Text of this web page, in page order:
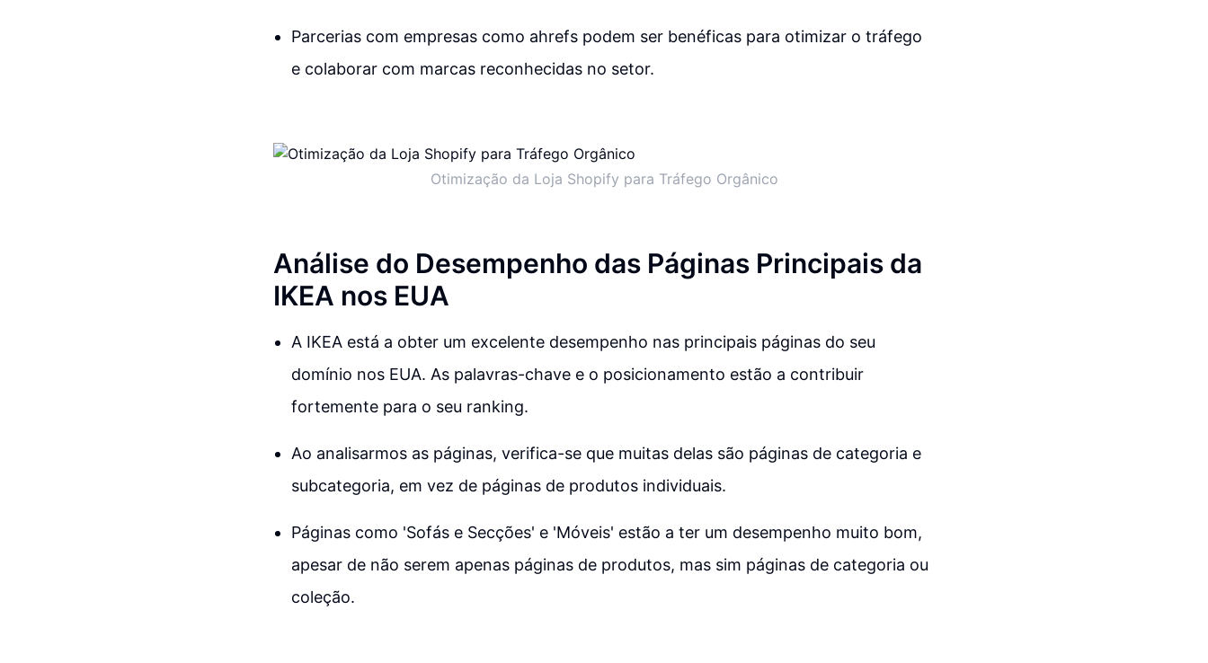
Parcerias com empresas como ahrefs podem ser benéficas para otimizar o tráfego
e colaborar com marcas reconhecidas no setor.
Otimização da Loja Shopify para Tráfego Orgânico
Análise do Desempenho das Páginas Principais da
IKEA nos EUA
A IKEA está a obter um excelente desempenho nas principais páginas do seu
domínio nos EUA. As palavras-chave e o posicionamento estão a contribuir
fortemente para o seu ranking.
Ao analisarmos as páginas, verifica-se que muitas delas são páginas de categoria e
subcategoria, em vez de páginas de produtos individuais.
Páginas como 'Sofás e Secções' e 'Móveis' estão a ter um desempenho muito bom,
apesar de não serem apenas páginas de produtos, mas sim páginas de categoria ou
coleção.